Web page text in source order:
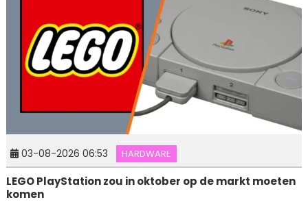
03-08-2026 06:53 HARDWARE
LEGO PlayStation zou in oktober op de markt moeten
komen